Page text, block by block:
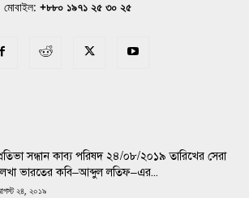
মোবাইল: +৮৮০ ১৯৭১ ২৫ ৩০ ২৫
সন্ধান কাব্য পরিষদ ২৪/০৮/২০১৯ তারিখের সেরা
ভারতের কবি–আব্দুল লতিফ–এর...
২৪, ২০১৯